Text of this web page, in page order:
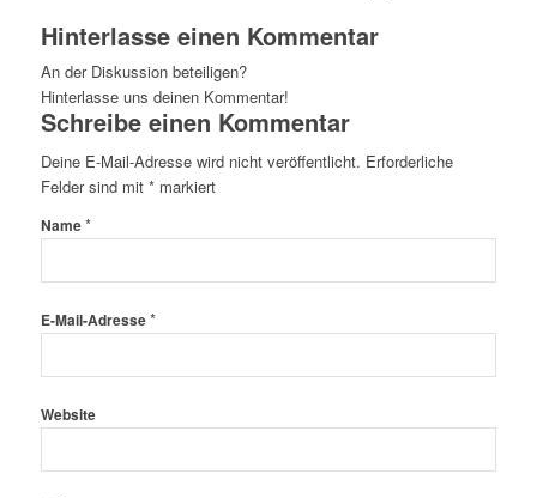
Hinterlasse einen Kommentar
An der Diskussion beteiligen?
Hinterlasse uns deinen Kommentar!
Schreibe einen Kommentar
Deine E-Mail-Adresse wird nicht veröffentlicht. Erforderliche
Felder sind mit *markiert
Name*
E-Mail-Adresse*
Website